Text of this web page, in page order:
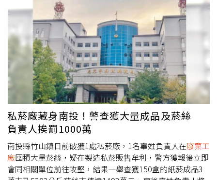
鐘終於被隔壁住戶聽見報警。雲林消防局人員於4點52分獲
報，民眾也趕緊拿塑膠水管讓他能握緊以免掉入。唐男表
示，他落井時幸好有抓到鐵桿呼救，但愈來愈沒力沉浸去，
吃到幾口油汙，唐男的家屬焦急等待，消防人員終於在5點
04分成功將他拉起，唐男如獲新生。67歲唐姓男子獲救後
清洗掉油汙走出廢棄工廠。（圖／中國時報周麗蘭攝）
私菸廠藏身南投！警查獲大量成品及菸絲
負責人挨罰1000萬
南投縣竹山鎮日前破獲1處私菸廠，1名辜姓負責人在廢棄工
廠囤積大量菸絲，疑在製造私菸販售牟利，警方獲報後立即
會同相關單位前往攻堅，結果一舉查獲150盒的紙菸成品3